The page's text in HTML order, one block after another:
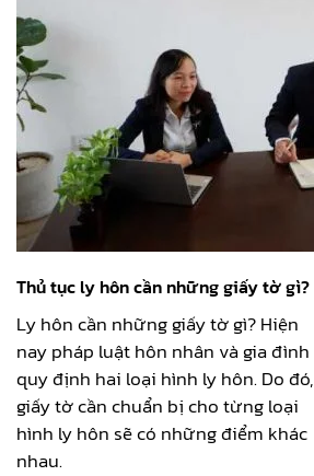
Thủ tục ly hôn cần những giấy tờ gì?
Ly hôn cần những giấy tờ gì? Hiện
nay pháp luật hôn nhân và gia đình
quy định hai loại hình ly hôn. Do đó,
giấy tờ cần chuẩn bị cho từng loại
hình ly hôn sẽ có những điểm khác
nhau.